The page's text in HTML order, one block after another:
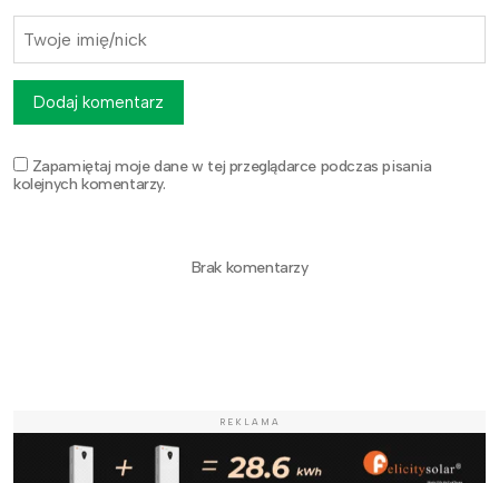
Zapamiętaj moje dane w tej przeglądarce podczas pisania
kolejnych komentarzy.
Dodaj komentarz
Brak komentarzy
REKLAMA